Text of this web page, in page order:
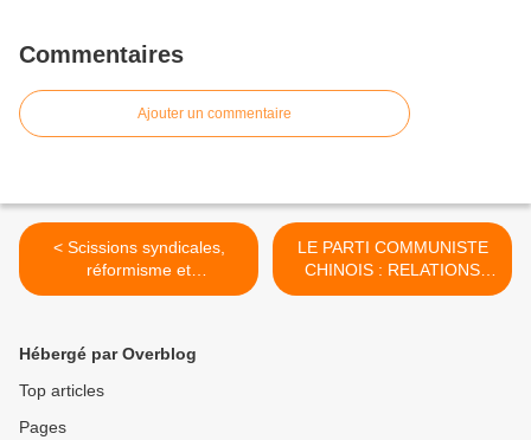
Commentaires
Ajouter un commentaire
< Scissions syndicales,
réformisme et
impérialismes dominants le
LE PARTI COMMUNISTE
CHINOIS : RELATIONS
AVEC LES PARTIS
Hébergé par Overblog
Top articles
Pages